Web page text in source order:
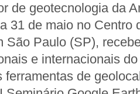
de geotecnologia da
31 de maio no Centro
São Paulo (SP),
e internacionais
ferramentas de